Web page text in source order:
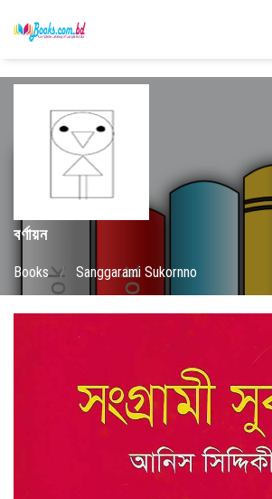
বর্ণায়ন
Books / Sanggarami Sukornno